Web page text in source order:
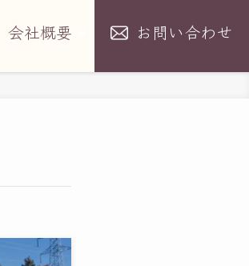
会社概要 お問い合わせ